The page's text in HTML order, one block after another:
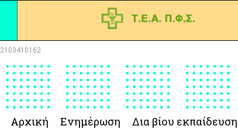
2103410162
Αρχική Ενημέρωση Δια βίου εκπαίδευση